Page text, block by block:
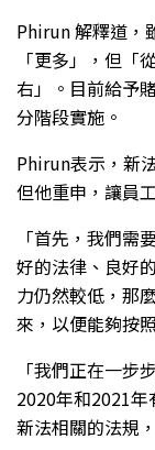
Phirun 解釋道，
「更多」，但「
右」。目前給予
分階段實施。
Phirun表示，新
但他重申，讓員
「首先，我們需
好的法律、良好
力仍然較低，那
來，以便能夠按
「我們正在一步
2020年和2021
新法相關的法規